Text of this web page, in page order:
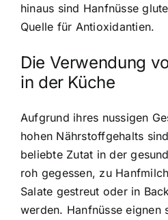
hinaus sind Hanfnüsse
Quelle für Antioxidantien.
Die Verwendung
in der Küche
Aufgrund ihres nussigen
hohen Nährstoffgehalts
beliebte Zutat in der
roh gegessen, zu
Salate gestreut oder in
werden. Hanfnüsse eignen